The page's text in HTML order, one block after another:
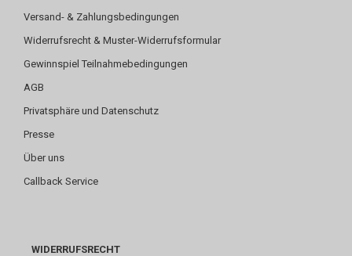
Versand- & Zahlungsbedingungen
Widerrufsrecht & Muster-Widerrufsformular
Gewinnspiel Teilnahmebedingungen
AGB
Privatsphäre und Datenschutz
Presse
Über uns
Callback Service
WIDERRUFSRECHT